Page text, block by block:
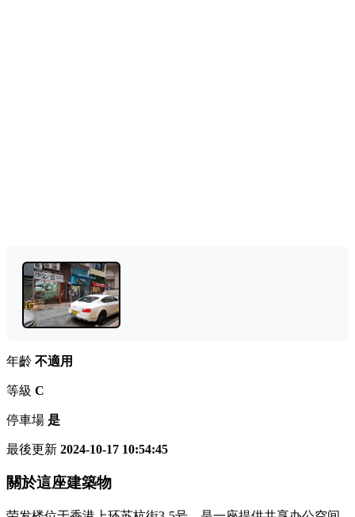
年齡 不適用
等級 C
停車場 是
最後更新 2024-10-17 10:54:45
關於這座建築物